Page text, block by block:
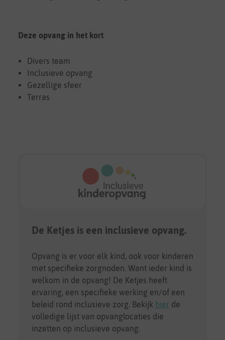
Deze opvang in het kort
Divers team
Inclusieve opvang
Gezellige sfeer
Terras
De Ketjes is een inclusieve opvang.
Opvang is er voor elk kind, ook voor kinderen
met specifieke zorgnoden. Want ieder kind is
welkom in de opvang! De Ketjes heeft
ervaring, een specifieke werking en/of een
beleid rond inclusieve zorg. Bekijk hier de
volledige lijst van opvanglocaties die
inzetten op inclusieve opvang.